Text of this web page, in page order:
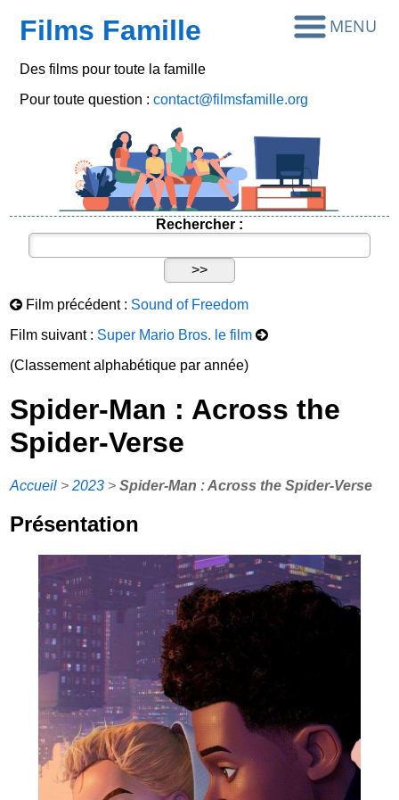
Films Famille
Des films pour toute la famille
Pour toute question :contact@filmsfamille.org
Rechercher :
Film précédent : Sound of Freedom
Film suivant : Super Mario Bros. le film
(Classement alphabétique par année)
Spider-Man : Across the
Spider-Verse
Accueil >2023 >Spider-Man : Across the Spider-Verse
Présentation